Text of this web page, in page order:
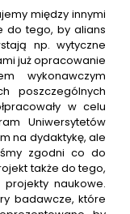
między innymi
do tego, by alians
np. wytyczne
już opracowanie
wykonawczym
poszczególnych
w celu
Uniwersytetów
na dydaktykę, ale
zgodni co do
także do tego,
naukowe.
badawcze, które